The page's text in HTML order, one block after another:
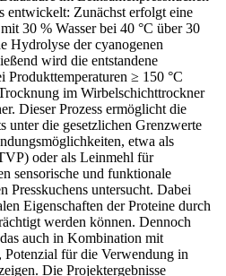
entwickelt: Zunächst erfolgt eine
30 % Wasser bei 40 °C über 30
Hydrolyse der cyanogenen
wird die entstandene
Produkttemperaturen ≥ 150 °C
im Wirbelschichttrockner
Dieser Prozess ermöglicht die
unter die gesetzlichen Grenzwerte
etwa als
oder als Leinmehl für
sensorische und funktionale
Presskuchens untersucht. Dabei
Eigenschaften der Proteine durch
werden können. Dennoch
auch in Kombination mit
Potenzial für die Verwendung in
Die Projektergebnisse